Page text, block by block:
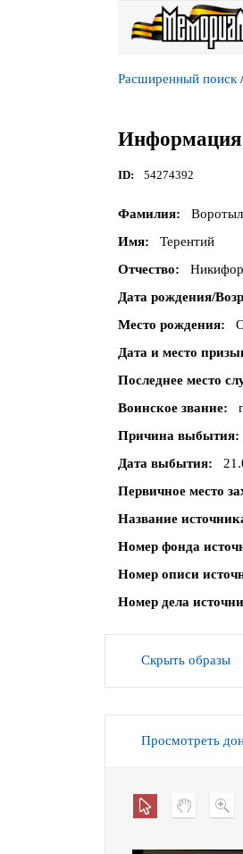
Расширенный поиск /
Информация
ID 54274392
Фамилия
Имя
Терентий
Отчество
Дата рождения/
Место рождения
Дата и место
Последнее место
Воинское звание
Причина выбытия
Дата выбытия
Первичное место
Название
Номер фонда
Номер описи
Номер дела
Скрыть образы
Просмотреть